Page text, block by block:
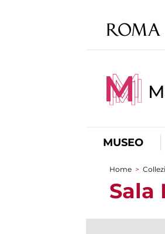
MUSEO
You
Home >
Sala